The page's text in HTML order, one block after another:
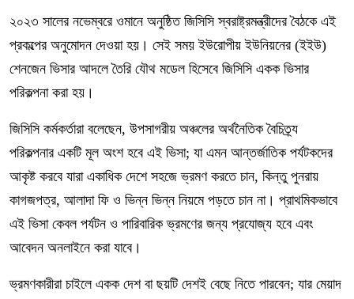
২০২৩ সালের নভেম্বরে ওমানে অনুষ্ঠিত জিসিসি স্বরাষ্ট্রমন্ত্রীদের বৈঠকে এই
প্রকল্পের অনুমোদন দেওয়া হয়। সেই সময় ইউরোপীয় ইউনিয়নের (ইইউ)
শেনজেন ভিসার আদলে তৈরি যৌথ মডেল হিসেবে জিসিসি একক ভিসার
পরিকল্পনা করা হয়।
জিসিসি কর্মকর্তারা বলেছেন, উপসাগরীয় অঞ্চলের অর্থনৈতিক বৈচিত্র্য
পরিকল্পনার একটি মূল অংশ হবে এই ভিসা; যা এমন আন্তর্জাতিক পর্যটকদের
আকৃষ্ট করবে যারা একাধিক দেশে সহজে ভ্রমণ করতে চান, কিন্তু পুনরায়
কাগজপত্র, আলাদা ফি ও ভিন্ন ভিন্ন নিয়মে পড়তে চান না। প্রাথমিকভাবে
এই ভিসা কেবল পর্যটন ও পারিবারিক ভ্রমণের জন্য প্রযোজ্য হবে এবং
আবেদন অনলাইনে করা যাবে।
ভ্রমণকারীরা চাইলে একক দেশ বা ছয়টি দেশই বেছে নিতে পারবেন; যার মেয়াদ